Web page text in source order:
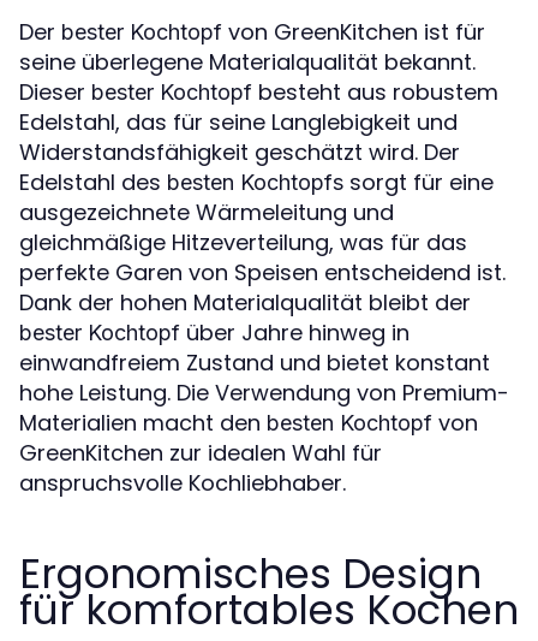
Der bester Kochtopf von GreenKitchen ist für
seine überlegene Materialqualität bekannt.
Dieser bester Kochtopf besteht aus robustem
Edelstahl, das für seine Langlebigkeit und
Widerstandsfähigkeit geschätzt wird. Der
Edelstahl des besten Kochtopfs sorgt für eine
ausgezeichnete Wärmeleitung und
gleichmäßige Hitzeverteilung, was für das
perfekte Garen von Speisen entscheidend ist.
Dank der hohen Materialqualität bleibt der
bester Kochtopf über Jahre hinweg in
einwandfreiem Zustand und bietet konstant
hohe Leistung. Die Verwendung von Premium-
Materialien macht den besten Kochtopf von
GreenKitchen zur idealen Wahl für
anspruchsvolle Kochliebhaber.
Ergonomisches Design
für komfortables Kochen